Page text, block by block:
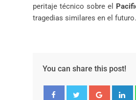
peritaje técnico sobre el
tragedias similares en el futuro.
You can share this post!
Google+